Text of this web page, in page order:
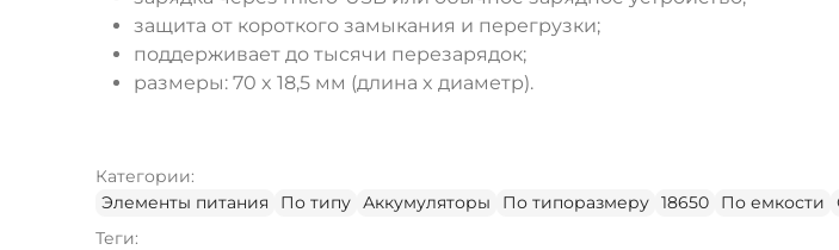
защита от короткого замыкания и перегрузки;
поддерживает до тысячи перезарядок;
размеры: 70 x 18,5 мм (длина x диаметр).
Категории:
Элементы питания
По типу Аккумуляторы По типоразмеру 18650 По емкости
Теги:
ДА